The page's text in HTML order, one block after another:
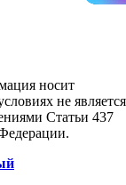
носит
не является
Статьи 437